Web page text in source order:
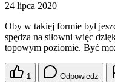
24 lipca 2020
Oby w takiej formie był
spędza na siłowni więc
topowym poziomie. Być
1 Odpowiedz